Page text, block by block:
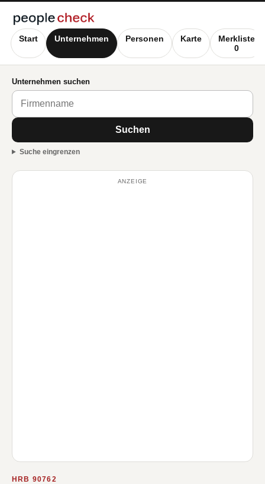
Start Unternehmen Personen Karte
Merkliste
0
Unternehmen suchen
Suchen
Suche eingrenzen
ANZEIGE
HRB 90762